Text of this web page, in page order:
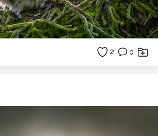
2 0